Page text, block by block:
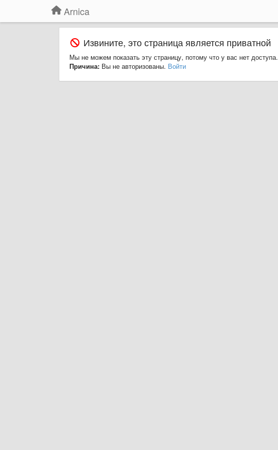
Arnica
Извините, это страница является приватной
Мы не можем показать эту страницу, потому что у вас нет доступа.
Причина: Вы не авторизованы. Войти